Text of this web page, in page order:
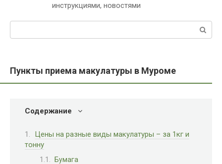
инструкциями, новостями
Пункты приема макулатуры в Муроме
Содержание
Цены на разные виды макулатуры – за 1кг и
тонну
Бумага